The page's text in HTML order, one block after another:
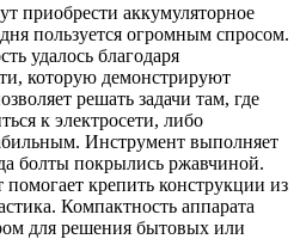
приобрести аккумуляторное
пользуется огромным спросом.
удалось благодаря
которую демонстрируют
решать задачи там, где
к электросети, либо
Инструмент выполняет
болты покрылись ржавчиной.
крепить конструкции из
Компактность аппарата
для решения бытовых или